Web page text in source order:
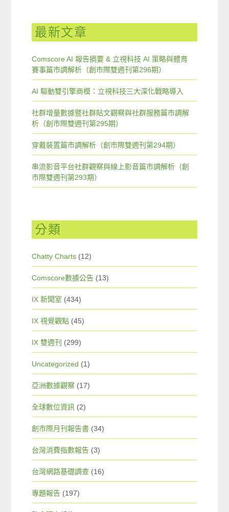
最新文章
Comscore AI 報告摘要 & 立視科技 AI 策略與體育
賽事篇市調解析（創市際雙週刊第296期）
AI 驅動雙引擎商模：立視科技三大深化戰略導入
社群增量數據暨社群貼文觀察與社群服務篇市調解
析（創市際雙週刊第295期）
穿戴裝置篇市調解析（創市際雙週刊第294期）
串流影音平台社群觀察與線上影音篇市調解析（創
市際雙週刊第293期）
分類
Chatty Charts (12)
Comscore數據公告 (13)
IX 新聞室 (434)
IX 視覺觀點 (45)
IX 雙週刊 (299)
Uncategorized (1)
亞洲數據觀察 (17)
全球數位資訊 (2)
創市際月刊報告書 (34)
台灣消費指數報告 (3)
台灣網路基礎調查 (16)
專題報告 (197)